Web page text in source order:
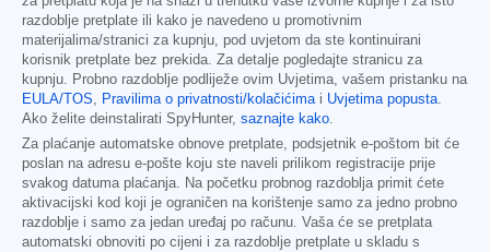
razdoblje pretplate ili kako je navedeno u promotivnim
materijalima/stranici za kupnju, pod uvjetom da ste kontinuirani
korisnik pretplate bez prekida. Za detalje pogledajte stranicu za
kupnju. Probno razdoblje podliježe ovim Uvjetima, vašem pristanku na
EULA/TOS, Pravilima o privatnosti/kolačićimai Uvjetima popusta.
Ako želite deinstalirati SpyHunter, saznajte kako.
Za plaćanje automatske obnove pretplate, podsjetnik e-poštom bit će
poslan na adresu e-pošte koju ste naveli prilikom registracije prije
svakog datuma plaćanja. Na početku probnog razdoblja primit ćete
aktivacijski kod koji je ograničen na korištenje samo za jedno probno
razdoblje i samo za jedan uređaj po računu. Vaša će se pretplata
automatski obnoviti po cijeni i za razdoblje pretplate u skladu s